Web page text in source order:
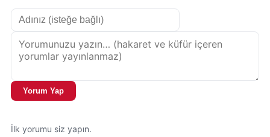
desteğinin sezonun kalan haftaları için belirleyici
olabileceği vurgulandı.
Sivas futbolunun en önemli dinamiklerinden biri olan
taraftar gücü, Amed Sportif Faaliyetler maçıyla
birlikte bir kez daha kendini gösterdi. Bu tablo,
ilginin oluşabileceğine dair güçlü bir sinyal olarak
Yorum Yap
İlk yorumu siz yapın.